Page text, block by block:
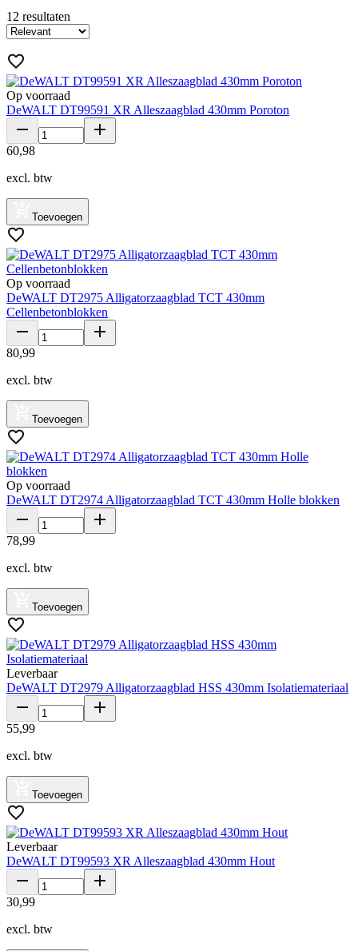
12 resultaten
Op voorraad
DeWALT DT99591 XR Alleszaagblad 430mm Poroton
60,98
excl. btw
Toevoegen
Op voorraad
DeWALT DT2975 Alligatorzaagblad TCT 430mm
Cellenbetonblokken
80,99
excl. btw
Toevoegen
Op voorraad
DeWALT DT2974 Alligatorzaagblad TCT 430mm Holle blokken
78,99
excl. btw
Toevoegen
Leverbaar
DeWALT DT2979 Alligatorzaagblad HSS 430mm Isolatiemateriaal
55,99
excl. btw
Toevoegen
Leverbaar
DeWALT DT99593 XR Alleszaagblad 430mm Hout
30,99
excl. btw